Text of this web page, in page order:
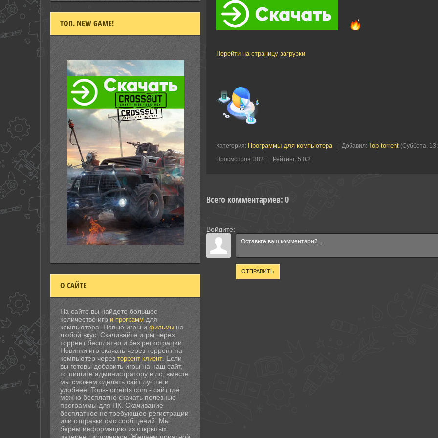
Перейти на страницу загрузки
Категория: Программы для компьютера Добавил: Top-torrent(Суббота,
Просмотров: 382 Рейтинг: 5.0/2
Всего комментариев: 0
Войдите:
ОТПРАВИТЬ
ТОП. NEW GAME!
О САЙТЕ
На сайте вы найдете большое
количество игр и программ для
компьютера. Новые игры ифильмы на
любой вкус. Скачивайте игры через
торрент бесплатно и без регистрации.
Новинки игр скачать через торрент на
компьютер черезторрент клиент . Если
вы готовы добавить игры на наш сайт,
то пишите администратору в лс, вместе
мы сможем сделать сайт лучше и
удобнее. Tops-torrents.com - сайт где
можно бесплатно скачать полезные
программы для ПК. Скачивание
бесплатное не требующее регистрации
или отправки смс сообщений. Мы
берем информацию из открытых